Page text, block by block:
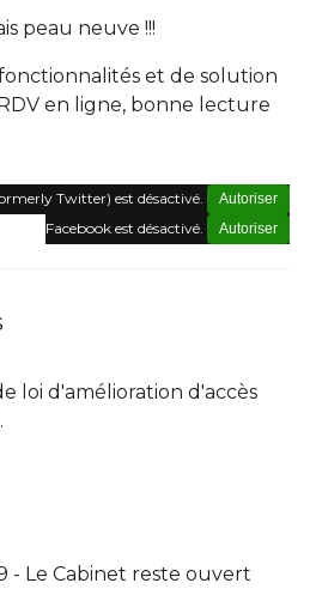
peau neuve !!!
et de solution
en ligne, bonne lecture
Twitter) est désactivé. Autoriser
Facebook est désactivé. Autoriser
loi d'amélioration d'accès
- Le Cabinet reste ouvert